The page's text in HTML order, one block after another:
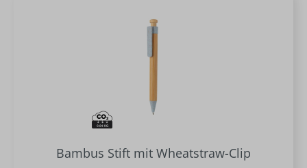
Bambus Stift mit Wheatstraw-Clip